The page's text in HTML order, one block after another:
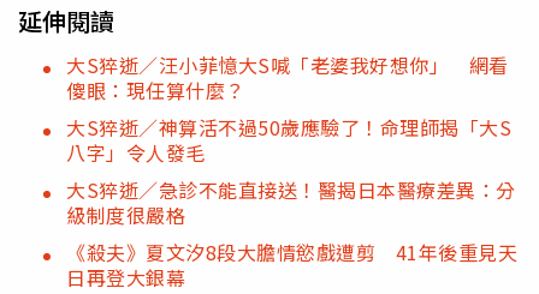
延伸閱讀
大S猝逝／汪小菲憶大S喊「老婆我好想你」 網看
傻眼：現任算什麼？
大S猝逝／神算活不過50歲應驗了！命理師揭「大S
八字」令人發毛
大S猝逝／急診不能直接送！醫揭日本醫療差異：分
級制度很嚴格
《殺夫》夏文汐8段大膽情慾戲遭剪 41年後重見天
日再登大銀幕